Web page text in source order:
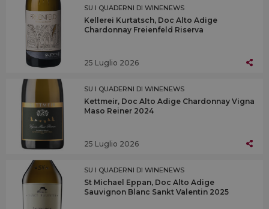
SU I QUADERNI DI WINENEWS
Kellerei Kurtatsch, Doc Alto Adige
Chardonnay Freienfeld Riserva
25 Luglio 2026
SU I QUADERNI DI WINENEWS
Kettmeir, Doc Alto Adige Chardonnay Vigna
Maso Reiner 2024
25 Luglio 2026
SU I QUADERNI DI WINENEWS
St Michael Eppan, Doc Alto Adige
Sauvignon Blanc Sankt Valentin 2025